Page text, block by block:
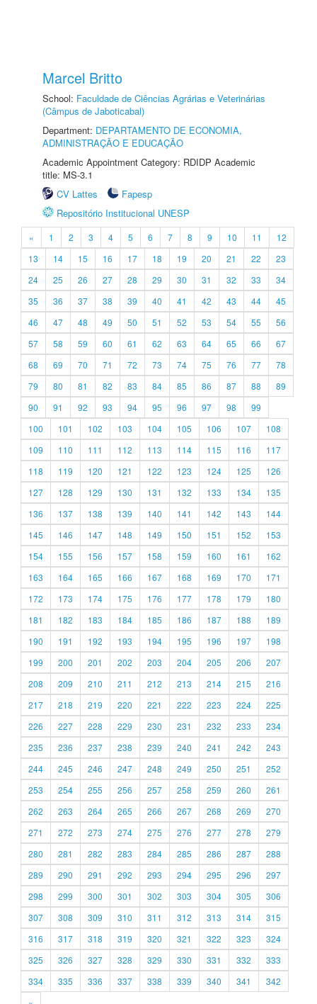
Marcel Britto
School: Faculdade de Ciências Agrárias e Veterinárias
(Câmpus de Jaboticabal)
Department: DEPARTAMENTO DE ECONOMIA,
ADMINISTRAÇÃO E EDUCAÇÃO
Academic Appointment Category: RDIDP Academic
title: MS-3.1
CV Lattes
Fapesp
Repositório Institucional UNESP
« 1 2 3 4 5 6 7 8 9 10 11
12
13
14 15 16 17 18 19 20 21 22
23
24
25 26 27 28 29 30 31 32 33
34
35
36 37 38 39 40 41 42 43 44
45
46
47 48 49 50 51 52 53 54 55
56
57
58 59 60 61 62 63 64 65 66
67
68
69 70 71 72 73 74 75 76 77
78
79
80 81 82 83 84 85 86 87 88
89
90
91 92 93 94 95 96 97 98
99
100
101 102 103 104 105 106 107
108
109
110 111 112 113 114 115 116
117
118
119 120 121 122 123 124 125
126
127
128 129 130 131 132 133 134
135
136
137 138 139 140 141 142 143
144
145
146 147 148 149 150 151 152
153
154
155 156 157 158 159 160 161
162
163
164 165 166 167 168 169 170
171
172
173 174 175 176 177 178 179
180
181
182 183 184 185 186 187 188
189
190
191 192 193 194 195 196 197
198
199
200 201 202 203 204 205 206
207
208
209 210 211 212 213 214 215
216
217
218 219 220 221 222 223 224
225
226
227 228 229 230 231 232 233
234
235
236 237 238 239 240 241 242
243
244
245 246 247 248 249 250 251
252
253
254 255 256 257 258 259 260
261
262
263 264 265 266 267 268 269
270
271
272 273 274 275 276 277 278
279
280
281 282 283 284 285 286 287
288
289
290 291 292 293 294 295 296
297
298
299 300 301 302 303 304 305
306
307
308 309 310 311 312 313 314
315
316
317 318 319 320 321 322 323
324
325
326 327 328 329 330 331 332
333
334
335 336 337 338 339 340 341
342